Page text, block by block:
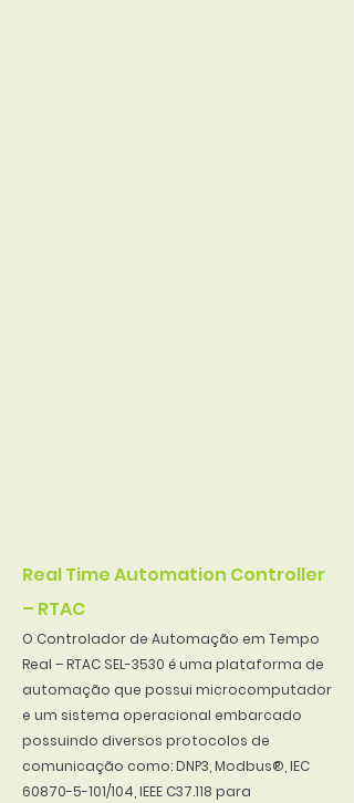
Real Time Automation Controller
– RTAC
O Controlador de Automação em Tempo
Real – RTAC SEL-3530 é uma plataforma de
automação que possui microcomputador
e um sistema operacional embarcado
possuindo diversos protocolos de
comunicação como: DNP3, Modbus®, IEC
60870-5-101/104, IEEE C37.118 para